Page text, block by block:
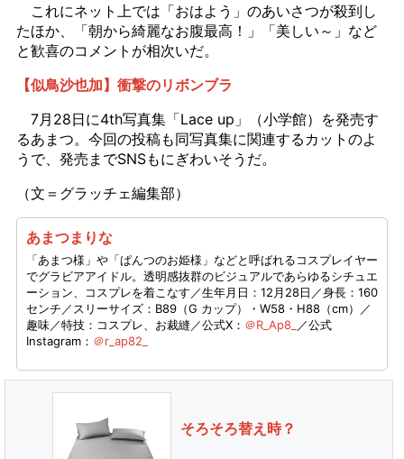
これにネット上では「おはよう」のあいさつが殺到し
たほか、「朝から綺麗なお腹最高！」「美しい～」など
と歓喜のコメントが相次いだ。
【似鳥沙也加】衝撃のリボンブラ
7月28日に4th写真集「Lace up」（小学館）を発売す
るあまつ。今回の投稿も同写真集に関連するカットのよ
うで、発売までSNSもにぎわいそうだ。
（文＝グラッチェ編集部）
あまつまりな
「あまつ様」や「ぱんつのお姫様」などと呼ばれるコスプレイヤー
でグラビアアイドル。透明感抜群のビジュアルであらゆるシチュエ
ーション、コスプレを着こなす／生年月日：12月28日／身長：160
センチ／スリーサイズ：B89（G カップ）・W58・H88（cm）／
趣味／特技：コスプレ、お裁縫／公式X： ＠R_Ap8_ ／公式
Instagram： ＠r_ap82_
そろそろ替え時？